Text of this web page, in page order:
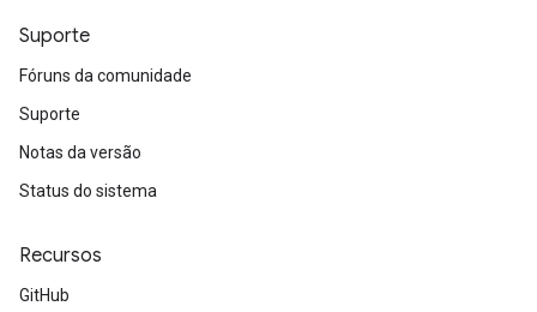
Suporte
Fóruns da comunidade
Suporte
Notas da versão
Status do sistema
Recursos
GitHub